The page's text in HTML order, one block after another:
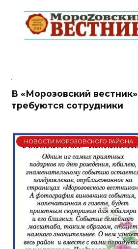
В «Морозовский вестник»
требуются сотрудники
НОВОСТИ МОРОЗОВСКОГО РАЙОНА